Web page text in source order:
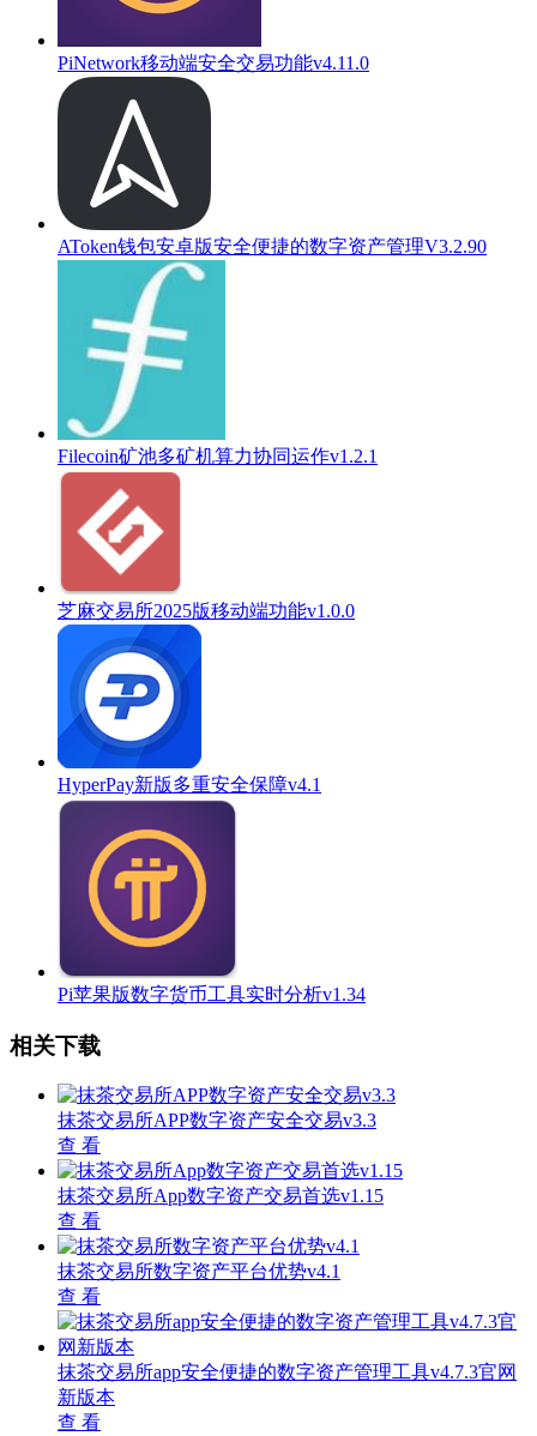
PiNetwork移动端安全交易功能v4.11.0
AToken钱包安卓版安全便捷的数字资产管理V3.2.90
Filecoin矿池多矿机算力协同运作v1.2.1
芝麻交易所2025版移动端功能v1.0.0
HyperPay新版多重安全保障v4.1
Pi苹果版数字货币工具实时分析v1.34
相关下载
抹茶交易所APP数字资产安全交易v3.3
查 看
抹茶交易所App数字资产交易首选v1.15
查 看
抹茶交易所数字资产平台优势v4.1
查 看
抹茶交易所app安全便捷的数字资产管理工具v4.7.3官网
新版本
查 看